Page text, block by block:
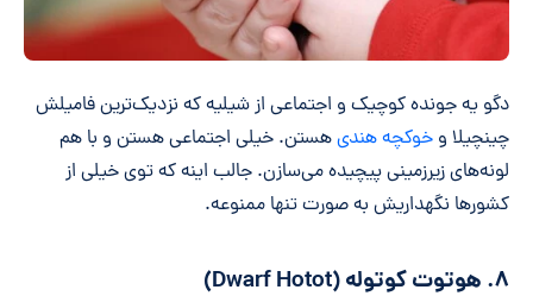
دگو یه جونده کوچیک و اجتماعی از شیلیه که نزدیک‌ترین فامیلش
چینچیلا و خوکچه هندیهستن. خیلی اجتماعی هستن و با هم
لونه‌های زیرزمینی پیچیده می‌سازن. جالب اینه که توی خیلی از
کشورها نگهداریش به صورت تنها ممنوعه.
۸. هوتوت کوتوله (Dwarf Hotot)